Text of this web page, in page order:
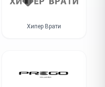
Хипер Врати